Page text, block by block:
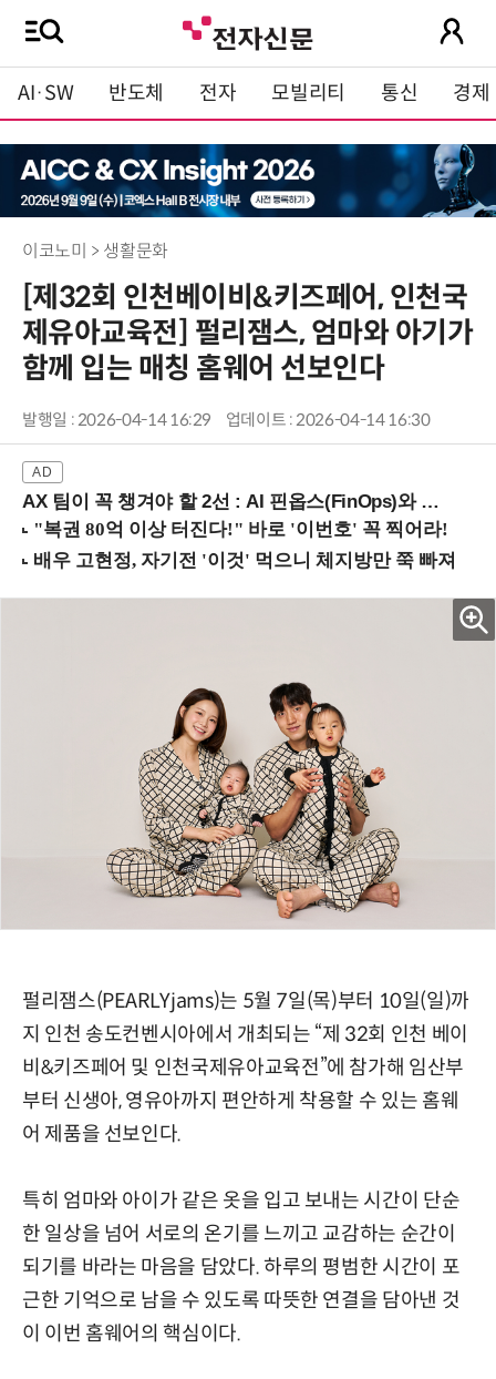
AI·SW 반도체 전자 모빌리티 통신 경제
이코노미 > 생활문화
[제32회 인천베이비&키즈페어, 인천국
제유아교육전] 펄리잼스, 엄마와 아기가
함께 입는 매칭 홈웨어 선보인다
발행일 : 2026-04-14 16:29 업데이트 : 2026-04-14 16:30
AX 팀이 꼭 챙겨야 할 2선 : AI 핀옵스(FinOps)와 토큰 거버넌스 (8/21 잠실역)
펄리잼스(PEARLYjams)는 5월 7일(목)부터 10일(일)까
지 인천 송도컨벤시아에서 개최되는 “제 32회 인천 베이
비&키즈페어 및 인천국제유아교육전”에 참가해 임산부
부터 신생아, 영유아까지 편안하게 착용할 수 있는 홈웨
어 제품을 선보인다.
특히 엄마와 아이가 같은 옷을 입고 보내는 시간이 단순
한 일상을 넘어 서로의 온기를 느끼고 교감하는 순간이
되기를 바라는 마음을 담았다. 하루의 평범한 시간이 포
근한 기억으로 남을 수 있도록 따뜻한 연결을 담아낸 것
이 이번 홈웨어의 핵심이다.